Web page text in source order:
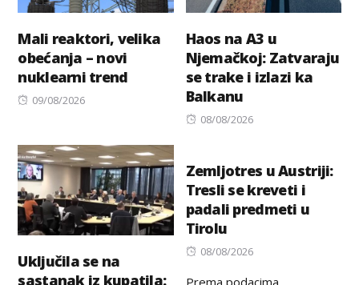
Mali reaktori, velika
obećanja – novi
nuklearni trend
Posted
09/08/2026
Haos na A3 u
Njemačkoj: Zatvaraju
se trake i izlazi ka
Balkanu
Posted
08/08/2026
Uključila se na
sastanak iz kupatila:
Zemljotres u Austriji:
Tresli se kreveti i
padali predmeti u
Tirolu
Posted
08/08/2026
Prema podacima